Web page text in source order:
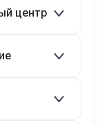
центр